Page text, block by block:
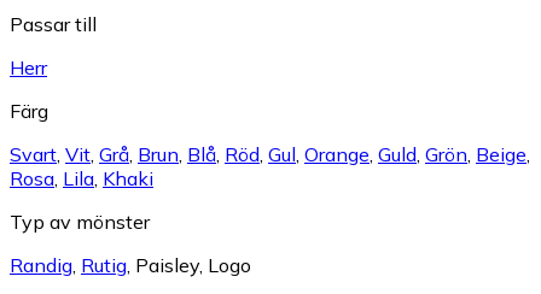
Passar till
Herr
Färg
Svart Vit Grå Brun Blå Röd Gul Orange Guld Grön Beige
Rosa Lila Khaki
Typ av mönster
Randig Rutig Paisley, Logo